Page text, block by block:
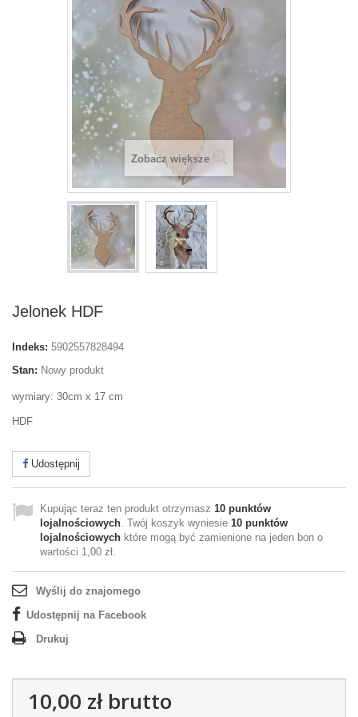
Zobacz większe
Jelonek HDF
Indeks: 5902557828494
Stan: Nowy produkt
wymiary: 30cm x 17 cm
HDF
Udostępnij
Kupując teraz ten produkt otrzymasz 10 punktów
lojalnościowych. Twój koszyk wyniesie 10 punktów
lojalnościowych które mogą być zamienione na jeden bon o
wartości 1,00 zł.
Wyślij do znajomego
Udostępnij na Facebook
Drukuj
10,00 złbrutto